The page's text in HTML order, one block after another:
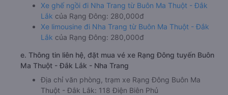
Xe ghế ngồi đi Nha Trang từ Buôn Ma Thuột - Đắk
Lắk của Rạng Đông: 280,000đ
Xe limousine đi Nha Trang từ Buôn Ma Thuột - Đắk
Lắk của Rạng Đông: 280,000đ
e. Thông tin liên hệ, đặt mua vé xe Rạng Đông tuyến Buôn
Ma Thuột - Đắk Lắk - Nha Trang
Địa chỉ văn phòng, trạm xe Rạng Đông Buôn Ma
Thuột - Đắk Lắk: 118 Điện Biên Phủ